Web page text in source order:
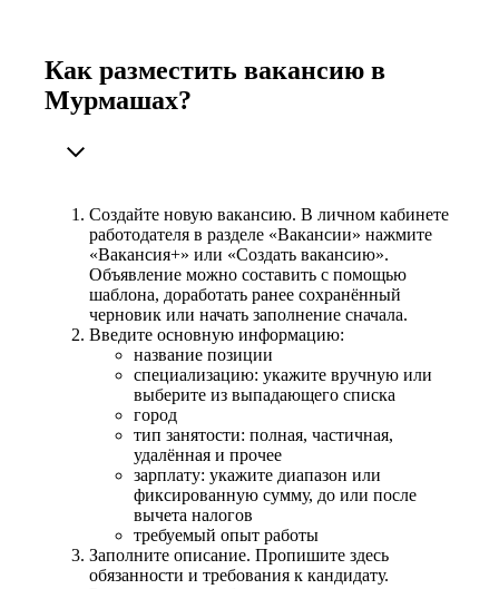
Как разместить вакансию в
Мурмашах?
Создайте новую вакансию. В личном кабинете
работодателя в разделе «Вакансии» нажмите
«Вакансия+» или «Создать вакансию».
Объявление можно составить с помощью
шаблона, доработать ранее сохранённый
черновик или начать заполнение сначала.
Введите основную информацию:
название позиции
специализацию: укажите вручную или
выберите из выпадающего списка
город
тип занятости: полная, частичная,
удалённая и прочее
зарплату: укажите диапазон или
фиксированную сумму, до или после
вычета налогов
требуемый опыт работы
Заполните описание. Пропишите здесь
обязанности и требования к кандидату.